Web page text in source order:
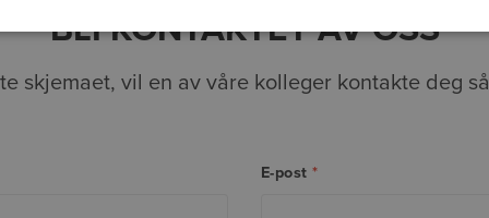
BLI KONTAKTET AV OSS
skjemaet, vil en av våre kolleger kontakte deg
E-post*